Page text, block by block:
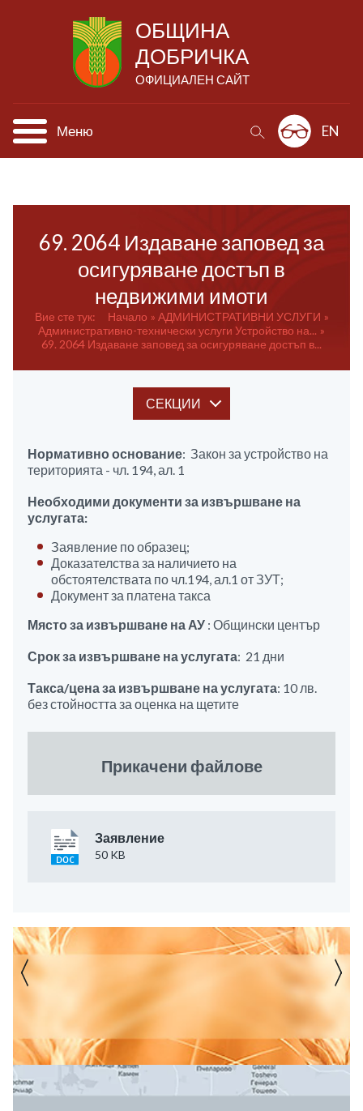
ОБЩИНА
ДОБРИЧКА
ОФИЦИАЛЕН САЙТ
Меню EN
69. 2064 Издаване заповед за
осигуряване достъп в
недвижими имоти
Вие сте тук: Начало
АДМИНИСТРАТИВНИ УСЛУГИ
Административно-технически услуги Устройство на...
69. 2064 Издаване заповед за осигуряване достъп в...
СЕКЦИИ
Нормативно основание: Закон за устройство на
територията - чл. 194, ал. 1
Необходими документи за извършване на
услугата:
Заявление по образец;
Доказателства за наличието на
обстоятелствата по чл.194, ал.1 от ЗУТ;
Документ за платена такса
Място за извършване на АУ : Общински център
Срок за извършване на услугата: 21 дни
Такса/цена за извършване на услугата: 10 лв.
без стойността за оценка на щетите
Прикачени файлове
Заявление
50 KB